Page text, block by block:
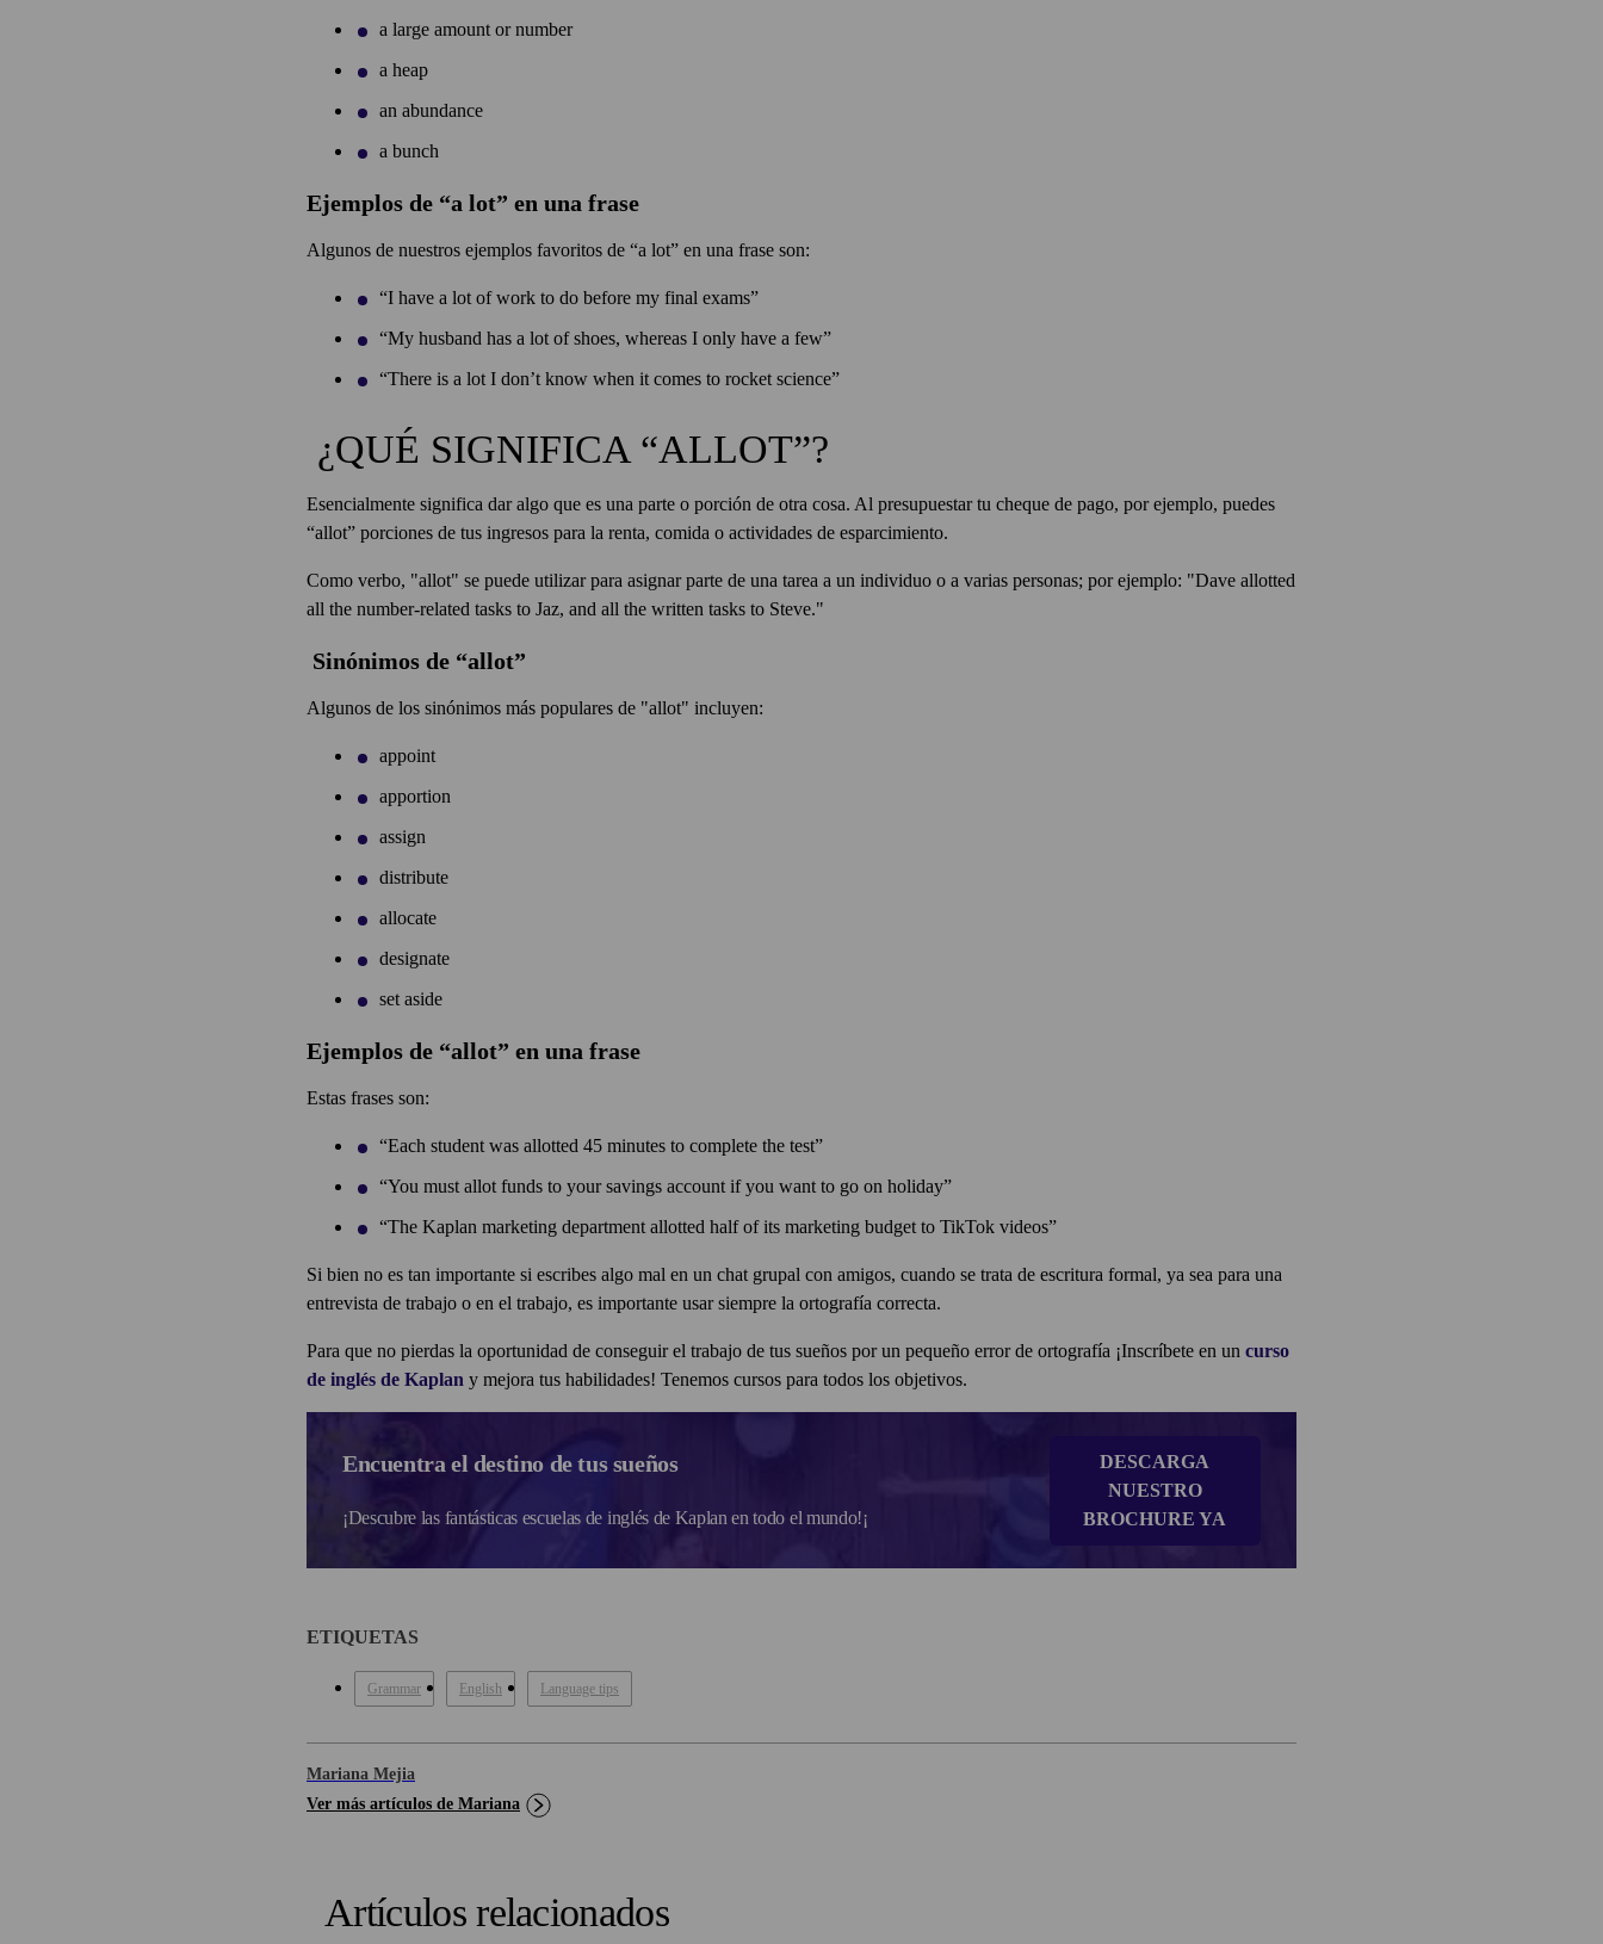
a large amount or number
a heap
an abundance
a bunch
Ejemplos de “a lot” en una frase
Algunos de nuestros ejemplos favoritos de “a lot” en una frase son:
“I have a lot of work to do before my final exams”
“My husband has a lot of shoes, whereas I only have a few”
“There is a lot I don’t know when it comes to rocket science”
¿QUÉ SIGNIFICA “ALLOT”?
Esencialmente significa dar algo que es una parte o porción de otra cosa. Al presupuestar tu cheque de pago, por ejemplo, puedes
“allot” porciones de tus ingresos para la renta, comida o actividades de esparcimiento.
Como verbo, "allot" se puede utilizar para asignar parte de una tarea a un individuo o a varias personas; por ejemplo: "Dave allotted
all the number-related tasks to Jaz, and all the written tasks to Steve."
Sinónimos de “allot”
Algunos de los sinónimos más populares de "allot" incluyen:
appoint
apportion
assign
distribute
allocate
designate
set aside
Ejemplos de “allot” en una frase
Estas frases son:
“Each student was allotted 45 minutes to complete the test”
“You must allot funds to your savings account if you want to go on holiday”
“The Kaplan marketing department allotted half of its marketing budget to TikTok videos”
Si bien no es tan importante si escribes algo mal en un chat grupal con amigos, cuando se trata de escritura formal, ya sea para una
entrevista de trabajo o en el trabajo, es importante usar siempre la ortografía correcta.
Para que no pierdas la oportunidad de conseguir el trabajo de tus sueños por un pequeño error de ortografía ¡Inscríbete en un curso
de inglés de Kaplan y mejora tus habilidades! Tenemos cursos para todos los objetivos.
Encuentra el destino de tus sueños
¡Descubre las fantásticas escuelas de inglés de Kaplan en todo el mundo!¡
DESCARGA
NUESTRO
BROCHURE YA
ETIQUETAS
Grammar English Language tips
Mariana Mejia
Ver más artículos de Mariana
Artículos relacionados